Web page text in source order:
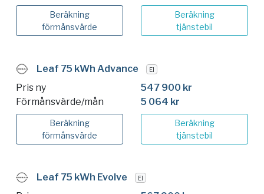
Beräkning
förmånsvärde
Beräkning
tjänstebil
Leaf 75 kWh Advance El
Pris ny
547 900 kr
Förmånsvärde/mån
5 064 kr
Beräkning
förmånsvärde
Beräkning
tjänstebil
Leaf 75 kWh Evolve El